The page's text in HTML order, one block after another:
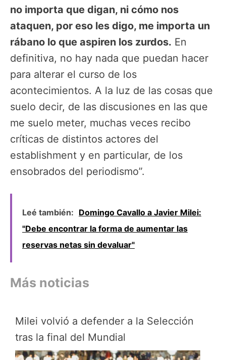
no importa que digan, ni cómo nos
ataquen, por eso les digo, me importa un
rábano lo que aspiren los zurdos. En
definitiva, no hay nada que puedan hacer
para alterar el curso de los
acontecimientos. A la luz de las cosas que
suelo decir, de las discusiones en las que
me suelo meter, muchas veces recibo
críticas de distintos actores del
establishment y en particular, de los
ensobrados del periodismo”.
Leé también: Domingo Cavallo a Javier Milei:
"Debe encontrar la forma de aumentar las
reservas netas sin devaluar"
Más noticias
Milei volvió a defender a la Selección
tras la final del Mundial